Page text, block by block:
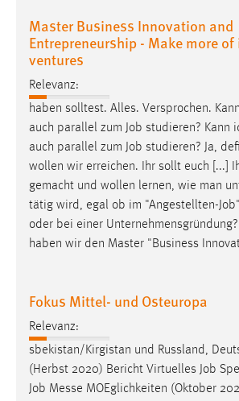
Master Business Innovation and
Entrepreneurship - Make more of
ventures
Relevanz:
haben solltest. Alles. Versprochen.
auch parallel zum Job studieren? Kann
auch parallel zum Job studieren? Ja,
wollen wir erreichen. Ihr sollt euch [...]
gemacht und wollen lernen, wie man
tätig wird, egal ob im "Angestellten-Job
oder bei einer
haben wir den Master "Business
Fokus Mittel- und Osteuropa
Relevanz:
sbekistan/Kirgistan und Russland,
(Herbst 2020) Bericht Virtuelles Job
Job Messe MOEglichkeiten (Oktober